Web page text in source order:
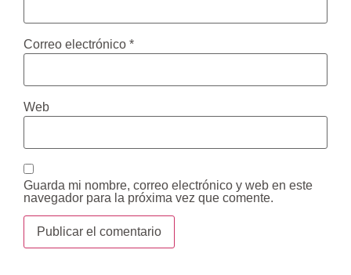
Correo electrónico *
Web
Guarda mi nombre, correo electrónico y web en este
navegador para la próxima vez que comente.